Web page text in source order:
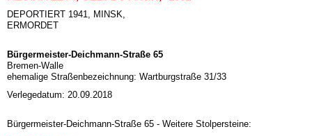
DEPORTIERT 1941, MINSK,
ERMORDET
Bürgermeister-Deichmann-Straße 65
Bremen-Walle
ehemalige Straßenbezeichnung: Wartburgstraße 31/33
Verlegedatum: 20.09.2018
Bürgermeister-Deichmann-Straße 65 - Weitere Stolpersteine: